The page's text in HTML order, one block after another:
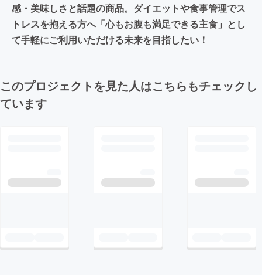
感・美味しさと話題の商品。ダイエットや食事管理でス
トレスを抱える方へ「心もお腹も満足できる主食」とし
て手軽にご利用いただける未来を目指したい！
このプロジェクトを見た人はこちらもチェックし
ています